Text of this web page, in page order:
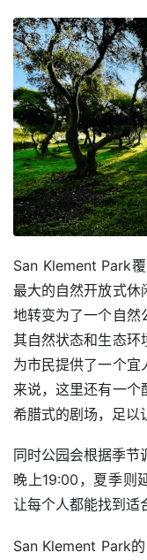
San Klement Park
最大的自然开放式休
地转变为了一个自然
其自然状态和生态环
为市民提供了一个宜
来说，这里还有一个
希腊式的剧场，足以
同时公园会根据季节
晚上19:00，夏季则
让每个人都能找到适
San Klement Park